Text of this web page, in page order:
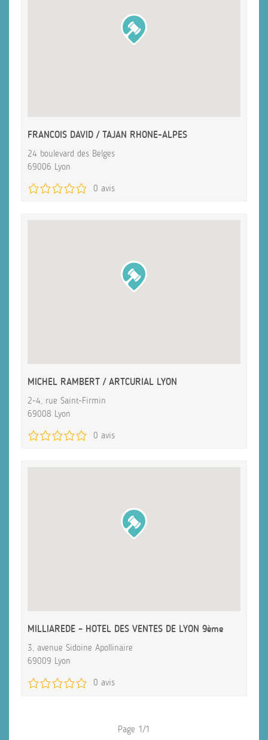
FRANCOIS DAVID / TAJAN RHONE-ALPES
24 boulevard des Belges
69006 Lyon
0 avis
MICHEL RAMBERT / ARTCURIAL LYON
2-4, rue Saint-Firmin
69008 Lyon
0 avis
MILLIAREDE – HOTEL DES VENTES DE LYON 9ème
3, avenue Sidoine Apollinaire
69009 Lyon
0 avis
Page 1/1